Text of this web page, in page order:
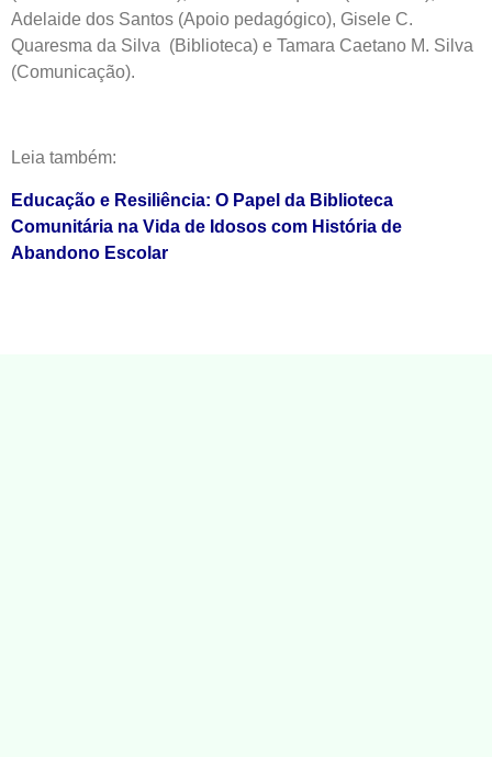
Adelaide dos Santos (Apoio pedagógico), Gisele C.
Quaresma da Silva (Biblioteca) e Tamara Caetano M. Silva
(Comunicação).
Leia também:
Educação e Resiliência: O Papel da Biblioteca
Comunitária na Vida de Idosos com História de
Abandono Escolar